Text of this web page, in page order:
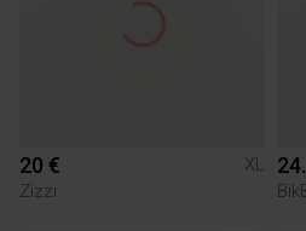
20 €
XL
Zizzi